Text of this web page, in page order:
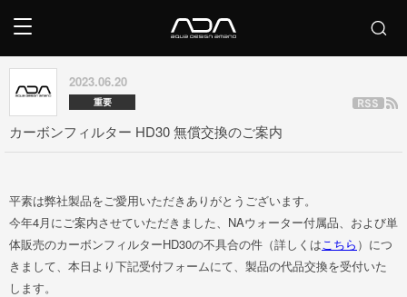
2023.06.20
重要
カーボンフィルター HD30 無償交換のご案内
平素は弊社製品をご愛用いただきありがとうございます。
今年4月にご案内させていただきました、NAウォーター付属品、および単
体販売のカーボンフィルターHD30の不具合の件（詳しくはこちら ）につ
きまして、本日より下記受付フォームにて、製品の代品交換を受付いた
します。